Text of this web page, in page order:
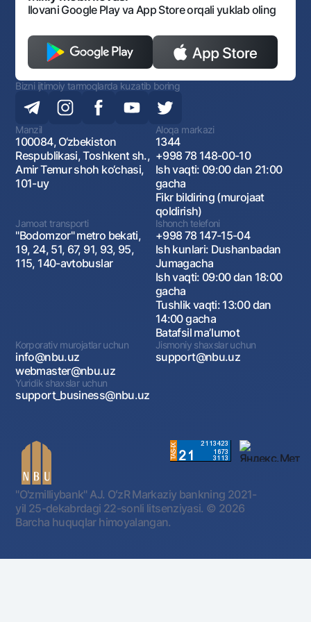
Ilovani Google Play va App Store orqali yuklab oling
Bizni ijtimoiy tarmoqlarda kuzatib boring
Manzil
100084, O‘zbekiston
Respublikasi, Toshkent sh.,
Amir Temur shoh ko‘chasi,
101-uy
Aloqa markazi
1344
+998 78 148-00-10
Ish vaqti: 09:00 dan 21:00
gacha
Fikr bildiring (murojaat
qoldirish)
Jamoat transporti
"Bodomzor" metro bekati,
19, 24, 51, 67, 91, 93, 95,
115, 140-avtobuslar
Ishonch telefoni
+998 78 147-15-04
Ish kunlari: Dushanbadan
Jumagacha
Ish vaqti: 09:00 dan 18:00
gacha
Tushlik vaqti: 13:00 dan
14:00 gacha
Batafsil maʼlumot
Korporativ murojatlar uchun
info@nbu.uz
webmaster@nbu.uz
Jismoniy shaxslar uchun
support@nbu.uz
Yuridik shaxslar uchun
support_business@nbu.uz
"O'zmilliybank" AJ. OʻzR Markaziy bankning 2021-
yil 25-dekabrdagi 22-sonli litsenziyasi. © 2026
Barcha huquqlar himoyalangan.